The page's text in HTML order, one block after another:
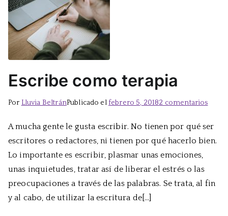
Escribe como terapia
Por Lluvia BeltránPublicado el febrero 5, 20182 comentariosen
como
A mucha gente le gusta escribir. No tienen por qué ser
escritores o redactores, ni tienen por qué hacerlo bien.
Lo importante es escribir, plasmar unas emociones,
unas inquietudes, tratar así de liberar el estrés o las
preocupaciones a través de las palabras. Se trata, al fin
y al cabo, de utilizar la escritura de[…]